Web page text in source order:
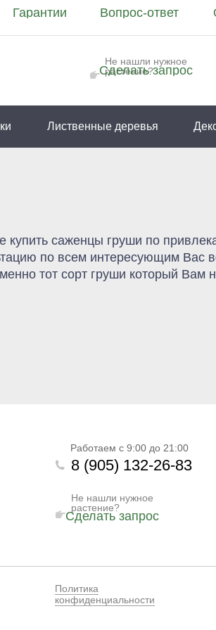
Не нашли нужное
растение?
Сделать запрос
Гарантии Вопрос-ответ
Лиственные деревья
саженцы груши по
по всем интересующим
тот сорт груши который
Работаем с 9:00 до 21:00
8 (905) 132-26-83
Политика
конфиденциальности
Не нашли нужное
растение?
Сделать запрос